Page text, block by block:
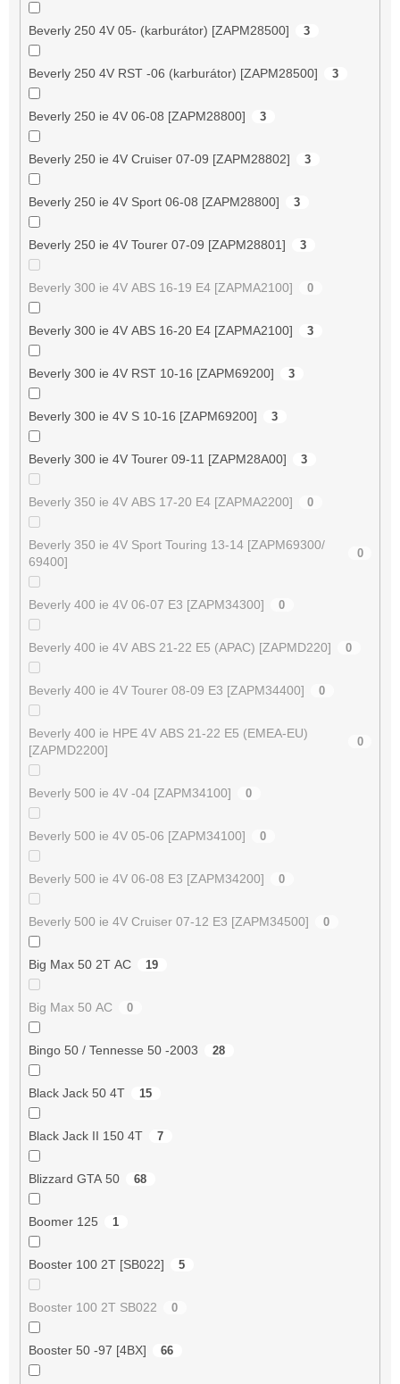
Beverly 250 4V 05- (karburátor) [ZAPM28500] 3
Beverly 250 4V RST -06 (karburátor) [ZAPM28500] 3
Beverly 250 ie 4V 06-08 [ZAPM28800] 3
Beverly 250 ie 4V Cruiser 07-09 [ZAPM28802] 3
Beverly 250 ie 4V Sport 06-08 [ZAPM28800] 3
Beverly 250 ie 4V Tourer 07-09 [ZAPM28801] 3
Beverly 300 ie 4V ABS 16-19 E4 [ZAPMA2100] 0
Beverly 300 ie 4V ABS 16-20 E4 [ZAPMA2100] 3
Beverly 300 ie 4V RST 10-16 [ZAPM69200] 3
Beverly 300 ie 4V S 10-16 [ZAPM69200] 3
Beverly 300 ie 4V Tourer 09-11 [ZAPM28A00] 3
Beverly 350 ie 4V ABS 17-20 E4 [ZAPMA2200] 0
Beverly 350 ie 4V Sport Touring 13-14 [ZAPM69300/
69400]
0
Beverly 400 ie 4V 06-07 E3 [ZAPM34300] 0
Beverly 400 ie 4V ABS 21-22 E5 (APAC) [ZAPMD220] 0
Beverly 400 ie 4V Tourer 08-09 E3 [ZAPM34400] 0
Beverly 400 ie HPE 4V ABS 21-22 E5 (EMEA-EU)
[ZAPMD2200]
0
Beverly 500 ie 4V -04 [ZAPM34100] 0
Beverly 500 ie 4V 05-06 [ZAPM34100] 0
Beverly 500 ie 4V 06-08 E3 [ZAPM34200] 0
Beverly 500 ie 4V Cruiser 07-12 E3 [ZAPM34500] 0
Big Max 50 2T AC 19
Big Max 50 AC 0
Bingo 50 / Tennesse 50 -2003 28
Black Jack 50 4T 15
Black Jack II 150 4T 7
Blizzard GTA 50 68
Boomer 125 1
Booster 100 2T [SB022] 5
Booster 100 2T SB022 0
Booster 50 -97 [4BX] 66